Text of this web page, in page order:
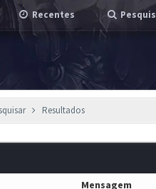
Recentes
Resultados
Mensagem